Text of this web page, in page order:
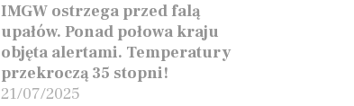
IMGW ostrzega przed falą
upałów. Ponad połowa kraju
objęta alertami. Temperatury
przekroczą 35 stopni!
21/07/2025